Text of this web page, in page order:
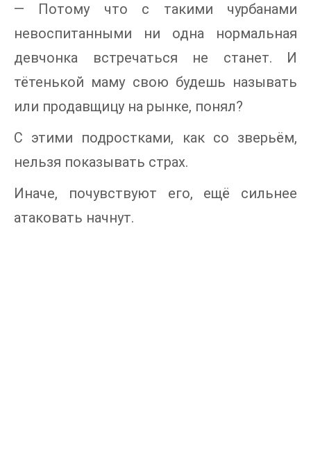
— Потому что с такими чурбанами
невоспитанными ни одна нормальная
девчонка встречаться не станет. И
тётенькой маму свою будешь называть
или продавщицу на рынке, понял?
С этими подростками, как со зверьём,
нельзя показывать страх.
Иначе, почувствуют его, ещё сильнее
атаковать начнут.